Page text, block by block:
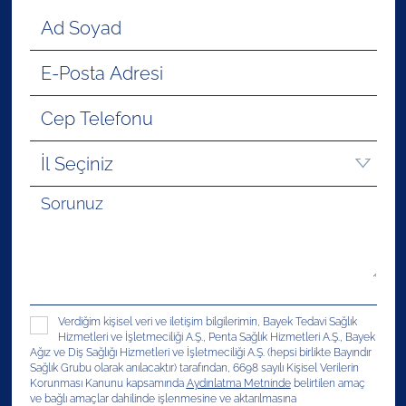
Verdiğim kişisel veri ve iletişim bilgilerimin, Bayek Tedavi Sağlık
Hizmetleri ve İşletmeciliği A.Ş., Penta Sağlık Hizmetleri A.Ş., Bayek
Ağız ve Diş Sağlığı Hizmetleri ve İşletmeciliği A.Ş. (hepsi birlikte Bayındır
Sağlık Grubu olarak anılacaktır) tarafından, 6698 sayılı Kişisel Verilerin
Korunması Kanunu kapsamında Aydınlatma Metnindebelirtilen amaç
ve bağlı amaçlar dahilinde işlenmesine ve aktarılmasına